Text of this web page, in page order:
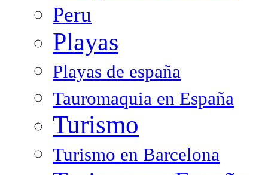
Peru
Playas
Playas de españa
Tauromaquia en España
Turismo
Turismo en Barcelona